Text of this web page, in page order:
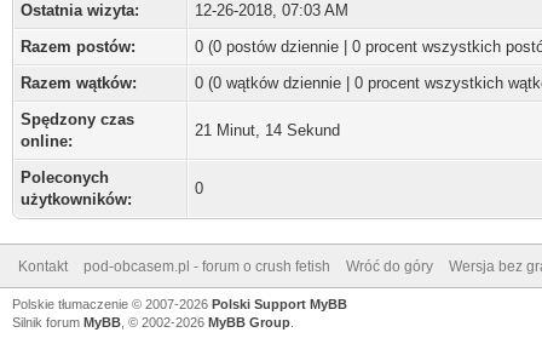
Ostatnia wizyta:
12-26-2018, 07:03 AM
Razem postów:
0 (0 postów dziennie | 0 procent wszystkich
Razem wątków:
0 (0 wątków dziennie | 0 procent wszystkich
Spędzony czas
online:
21 Minut, 14 Sekund
Poleconych
użytkowników:
0
Kontakt pod-obcasem.pl - forum o crush fetish Wróć do góry Wersja bez
Polskie tłumaczenie © 2007-2026 Polski Support MyBB
Silnik forum MyBB , © 2002-2026 MyBB Group